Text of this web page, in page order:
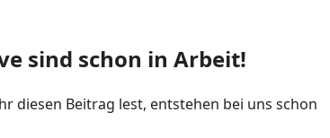
sind schon in Arbeit!
diesen Beitrag lest, entstehen bei uns schon